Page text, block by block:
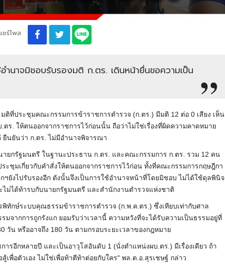
ชร์โพส
นาจมิชอบรับรองมติ ก.ตร. เดินหน้ายื่นขอความเป็น
ติที่ประชุมคณะกรรมการข้าราชการตำรวจ (ก.ตร.) มีมติ 12 ต่อ 0 เสียง เห็น
ร. ให้ตนออกจากราชการไว้ก่อนนั้น ถือว่าไม่ใช่เรื่องที่ผิดความคาดหมาย
ยืนยันว่า ก.ตร. ไม่มีอำนาจพิจารณา
ายกรัฐมนตรี ในฐานะประธาน ก.ตร. และคณะกรรมการ ก.ตร. รวม 12 คน
ะชุมเกี่ยวกับคำสั่งให้ตนออกจากราชการไว้ก่อน ทั้งที่คณะกรรมการกฤษฎีกา
ยังไปรับรองอีก ดังนั้นจึงเป็นการใช้อำนาจหน้าที่โดยมิชอบ ไม่ได้ใช้ดุลพินิจ
ม่ได้ท้ารบกับนายกรัฐมนตรี และสำนักงานตำรวจแห่งชาติ
พิทักษ์ระบบคุณธรรมข้าราชการตำรวจ (ก.พ.ค.ตร.) ซึ่งเทียบเท่ากับศาล
มจากการถูกรังแก ยอมรับว่าเวลานี้ ความหวังที่จะได้รับความเป็นธรรมอยู่ที่
วัน หรืออาจถึง 180 วัน ตามกรอบระยะเวลาของกฎหมาย
ารอีกหลายปี และเป็นอาวุโสอันดับ 1 (นั่งตำแหน่งผบ.ตร.) มีเรื่องเดียว ถ้า
เพื่อตัวเอง ไม่ใช่เพื่อท้าตีท้าต่อยกับใคร" พล.ต.อ.สุรเชษฐ์ กล่าว